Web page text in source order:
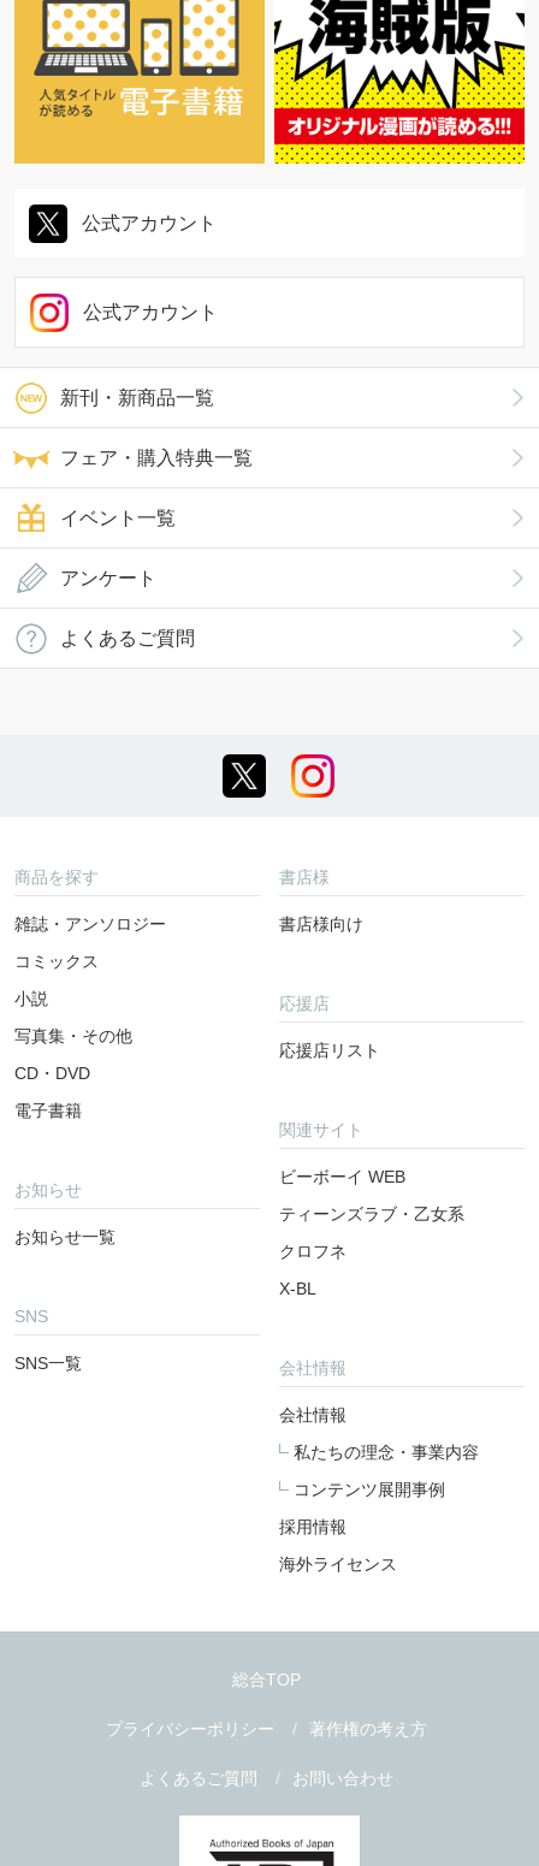
新刊・新商品一覧
フェア・購入特典一覧
イベント一覧
公式アカウント
公式アカウント
アンケート
よくあるご質問
商品を探す
雑誌・アンソロジー
コミックス
小説
写真集・その他
CD・DVD
電子書籍
お知らせ
お知らせ一覧
SNS
SNS一覧
書店様
書店様向け
応援店
応援店リスト
関連サイト
ビーボーイ WEB
ティーンズラブ・乙女系
クロフネ
X-BL
会社情報
会社情報
私たちの理念・事業内容
コンテンツ展開事例
採用情報
海外ライセンス
総合TOP
プライバシーポリシー 著作権の考え方
よくあるご質問 お問い合わせ